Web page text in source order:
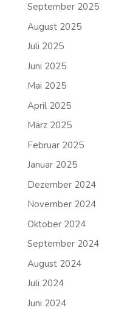
September 2025
August 2025
Juli 2025
Juni 2025
Mai 2025
April 2025
März 2025
Februar 2025
Januar 2025
Dezember 2024
November 2024
Oktober 2024
September 2024
August 2024
Juli 2024
Juni 2024